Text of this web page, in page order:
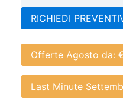
RICHIEDI
Offerte Agosto da:
Last Minute